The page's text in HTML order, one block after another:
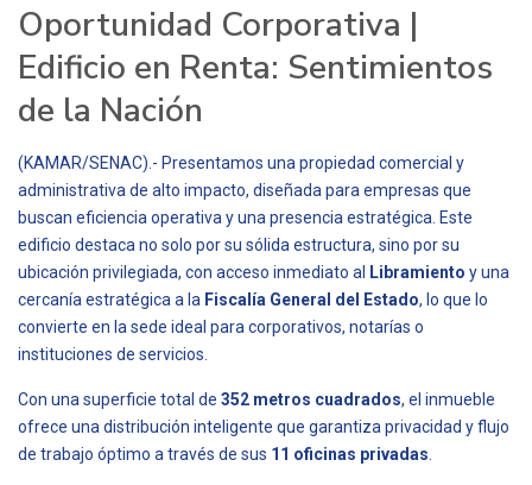
Oportunidad Corporativa |
Edificio en Renta: Sentimientos
de la Nación
(KAMAR/SENAC).- Presentamos una propiedad comercial y
administrativa de alto impacto, diseñada para empresas que
buscan eficiencia operativa y una presencia estratégica. Este
edificio destaca no solo por su sólida estructura, sino por su
ubicación privilegiada, con acceso inmediato al Libramiento y una
cercanía estratégica a la Fiscalía General del Estado, lo que lo
convierte en la sede ideal para corporativos, notarías o
instituciones de servicios.
Con una superficie total de 352 metros cuadrados, el inmueble
ofrece una distribución inteligente que garantiza privacidad y flujo
de trabajo óptimo a través de sus 11 oficinas privadas